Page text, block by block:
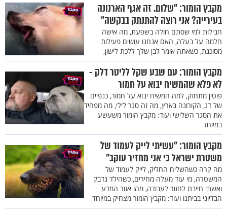
מקבץ הומור: "שלום. זה אגף הארנונה
בעירייה? אני רוצה להתנתק בבקשה"
חבילות למי שסתם חולה בשפעת, מה אישה
חלמה על בעלה, האם אנחנו עושים פעילות
מסוכנת, כשאתה אומר לבן שלך ללכת לישון,
מקבץ הומור: עם שבע שקל לליטר דלק -
לא פלא שהמשיח יבוא על חמור
פוטין מתחזק, למה המשיח יבוא על חמור, כנפיים
של דג, הקורונה בארץ, מה זה סגר לילי, מה מפחיד
את הסגר השלישי ועוד: מקבץ הומור משעשע
במיוחד
מקבץ הומור: "עשיתי לייק לעמוד של
משטרת ישראל כי אני מחזיר עוקב"
מה קרה כשהשליח החליק, לייק לעמוד של
המשטרה, מי עוד מעלה מחירים, כשהילד נדבק
ואשתי חייבת לחזור לעבודה, מהו אזור המדע
הבדיוני בביתנו ועוד: מקבץ הומור מצחיק במיוחד